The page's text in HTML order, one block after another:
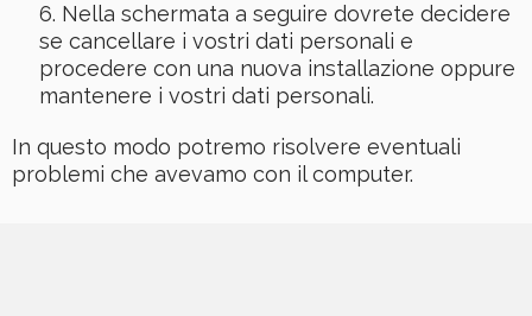
Nella schermata a seguire dovrete decidere
se cancellare i vostri dati personali e
procedere con una nuova installazione oppure
mantenere i vostri dati personali.
In questo modo potremo risolvere eventuali
problemi che avevamo con il computer.